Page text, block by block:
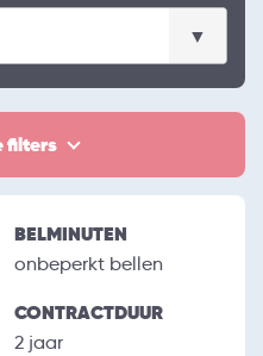
filters
BELMINUTEN
onbeperkt bellen
CONTRACTDUUR
2 jaar